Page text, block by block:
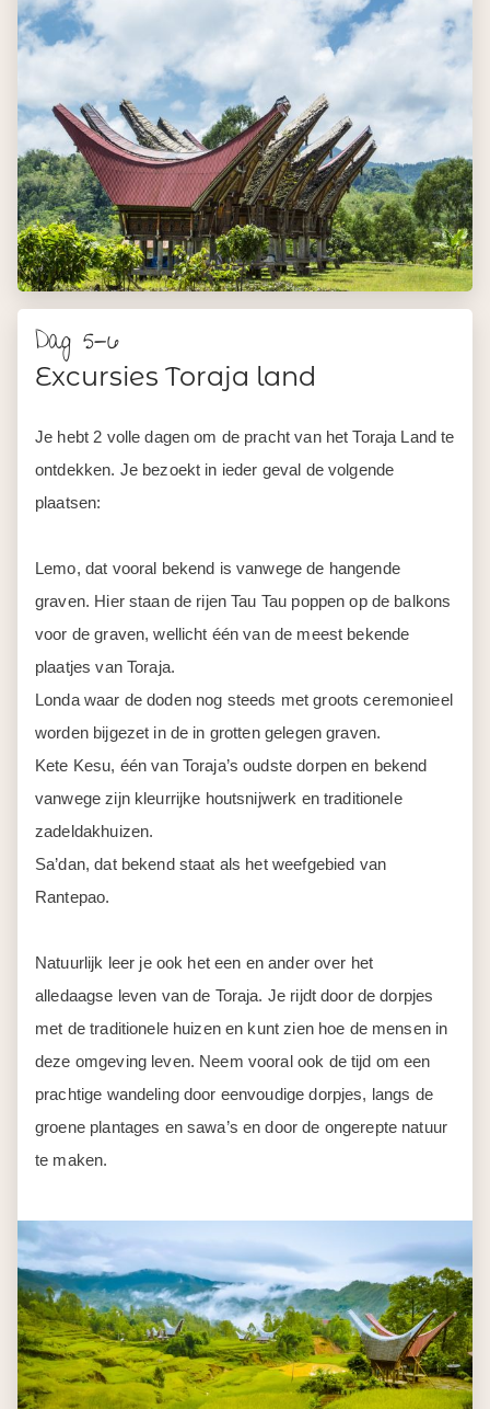
Dag 5-6
Excursies Toraja land
Je hebt 2 volle dagen om de pracht van het Toraja Land te
ontdekken. Je bezoekt in ieder geval de volgende
plaatsen:
Lemo, dat vooral bekend is vanwege de hangende
graven. Hier staan de rijen Tau Tau poppen op de balkons
voor de graven, wellicht één van de meest bekende
plaatjes van Toraja.
Londa waar de doden nog steeds met groots ceremonieel
worden bijgezet in de in grotten gelegen graven.
Kete Kesu, één van Toraja’s oudste dorpen en bekend
vanwege zijn kleurrijke houtsnijwerk en traditionele
zadeldakhuizen.
Sa’dan, dat bekend staat als het weefgebied van
Rantepao.
Natuurlijk leer je ook het een en ander over het
alledaagse leven van de Toraja. Je rijdt door de dorpjes
met de traditionele huizen en kunt zien hoe de mensen in
deze omgeving leven. Neem vooral ook de tijd om een
prachtige wandeling door eenvoudige dorpjes, langs de
groene plantages en sawa’s en door de ongerepte natuur
te maken.